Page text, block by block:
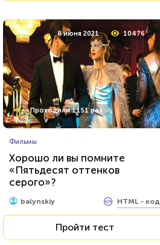
8 июня 2021 10476
Проходили 1151 раз
Фильмы
Хорошо ли вы помните
«Пятьдесят оттенков
серого»?
balynskiy HTML - код
Пройти тест